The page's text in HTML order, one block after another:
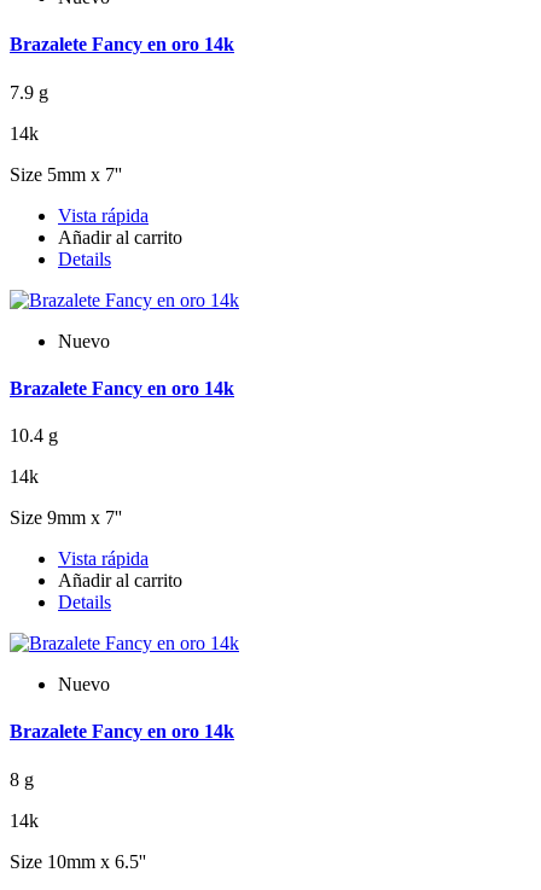
Brazalete Fancy en oro 14k
7.9 g
14k
Size 5mm x 7''
Vista rápida
Añadir al carrito
Details
Nuevo
Brazalete Fancy en oro 14k
10.4 g
14k
Size 9mm x 7''
Vista rápida
Añadir al carrito
Details
Nuevo
Brazalete Fancy en oro 14k
8 g
14k
Size 10mm x 6.5''